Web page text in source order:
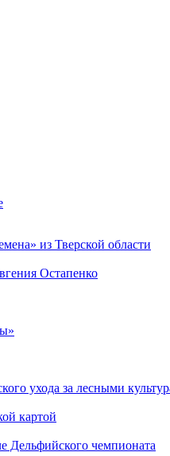
из Тверской области
Остапенко
ухода за лесными
картой
Дельфийского чемпионата